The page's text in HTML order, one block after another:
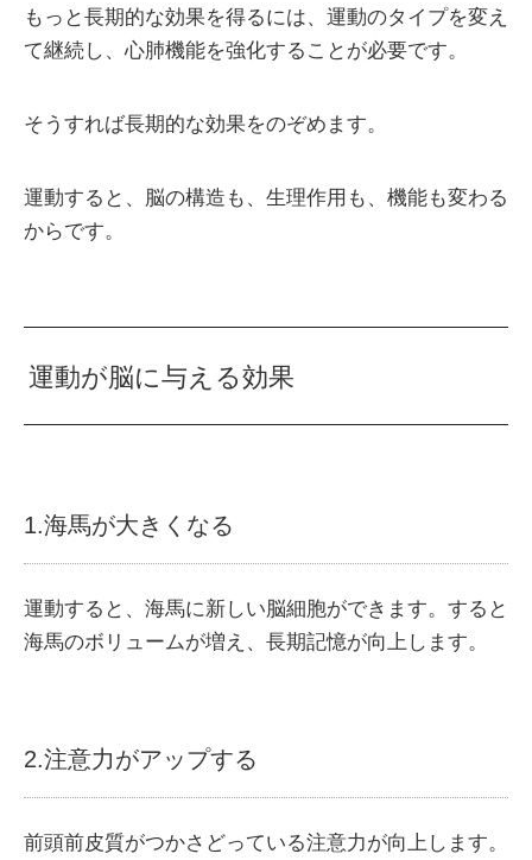
もっと長期的な効果を得るには、運動のタイプを変え
て継続し、心肺機能を強化することが必要です。
そうすれば長期的な効果をのぞめます。
運動すると、脳の構造も、生理作用も、機能も変わる
からです。
運動が脳に与える効果
1.海馬が大きくなる
運動すると、海馬に新しい脳細胞ができます。すると
海馬のボリュームが増え、長期記憶が向上します。
2.注意力がアップする
前頭前皮質がつかさどっている注意力が向上します。